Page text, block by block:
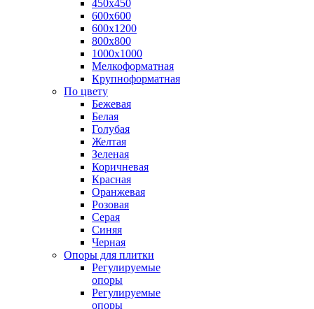
450х450
600х600
600х1200
800х800
1000х1000
Мелкоформатная
Крупноформатная
По цвету
Бежевая
Белая
Голубая
Желтая
Зеленая
Коричневая
Красная
Оранжевая
Розовая
Серая
Синяя
Черная
Опоры для плитки
Регулируемые
опоры
Регулируемые
опоры